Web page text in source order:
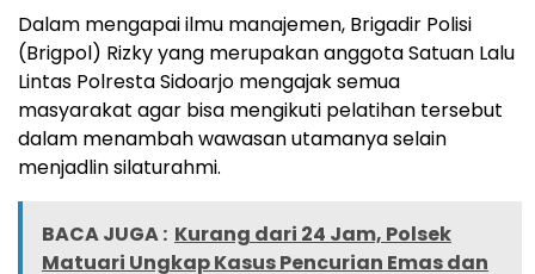
Dalam mengapai ilmu manajemen, Brigadir Polisi
(Brigpol) Rizky yang merupakan anggota Satuan Lalu
Lintas Polresta Sidoarjo mengajak semua
masyarakat agar bisa mengikuti pelatihan tersebut
dalam menambah wawasan utamanya selain
menjadlin silaturahmi.
BACA JUGA : Kurang dari 24 Jam, Polsek
Matuari Ungkap Kasus Pencurian Emas dan